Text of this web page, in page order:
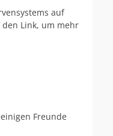
auf
den Link, um mehr
Freunde